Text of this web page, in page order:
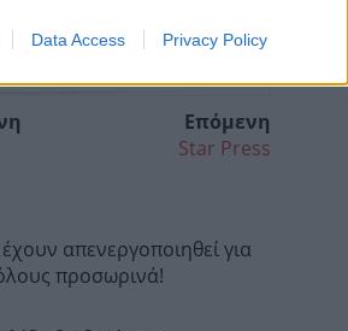
Data Access Privacy Policy
Επόμενη
Star Press
απενεργοποιηθεί για
προσωρινά!